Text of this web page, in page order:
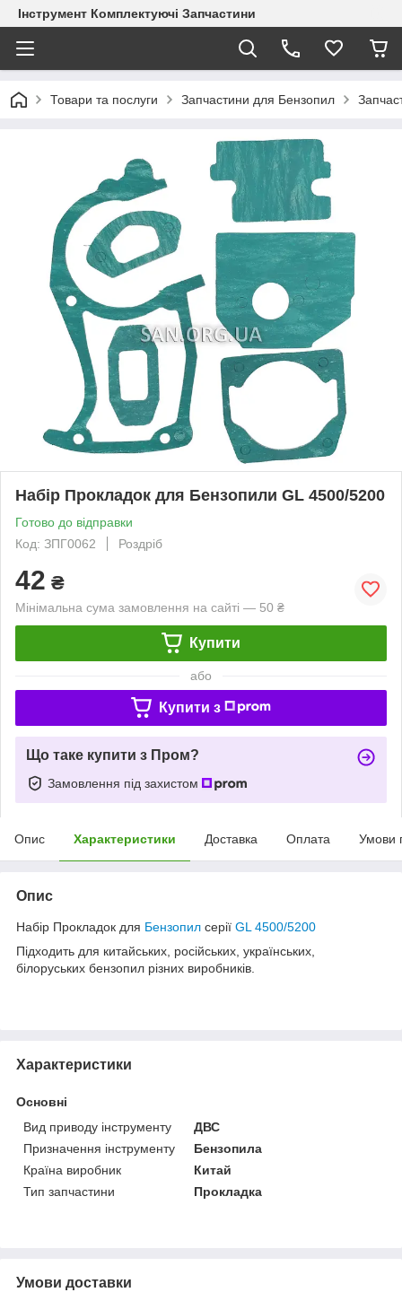
Інструмент Комплектуючі Запчастини
Товари та послуги Запчастини для Бензопил
Набір Прокладок для Бензопили GL 4500/5200
Готово до відправки
Код: ЗПГ0062
Роздріб
42 ₴
Мінімальна сума замовлення на сайті — 50 ₴
Купити
або
Купити з
Що таке купити з Пром?
Замовлення під захистом
Опис Характеристики Доставка Оплата Умови
Опис
Набір Прокладок для Бензопил серії GL 4500/5200
Підходить для китайських, російських, українських,
білоруських бензопил різних виробників.
Характеристики
Основні
Вид приводу інструменту
ДВС
Призначення інструменту
Бензопила
Країна виробник
Китай
Тип запчастини
Прокладка
Умови доставки